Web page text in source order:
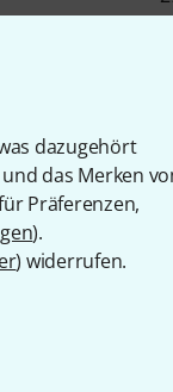
dazugehört
das Merken
Präferenzen,
).
) widerrufen.